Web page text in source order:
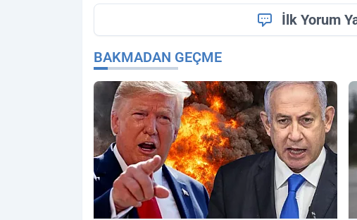
İlk Yorum
BAKMADAN GEÇME